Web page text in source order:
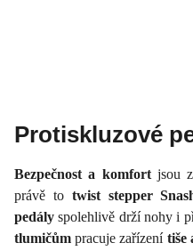
Proti­skluzové
Bezpečnost a komfortjsou
právě to twist stepper
pedály spolehlivě drží nohy i
tlumičům pracuje zařízení tiše